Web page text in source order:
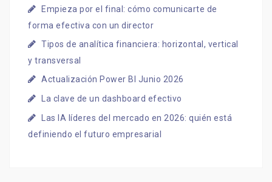
Empieza por el final: cómo comunicarte de
forma efectiva con un director
Tipos de analítica financiera: horizontal, vertical
y transversal
Actualización Power BI Junio 2026
La clave de un dashboard efectivo
Las IA líderes del mercado en 2026: quién está
definiendo el futuro empresarial